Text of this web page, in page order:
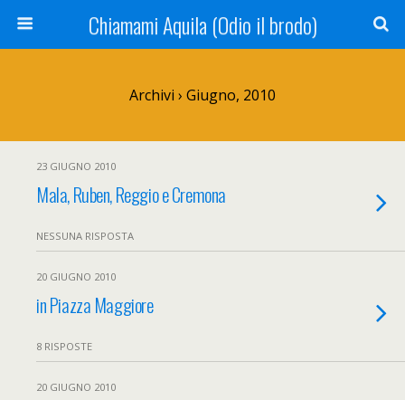
Chiamami Aquila (Odio il brodo)
Archivi › Giugno, 2010
23 GIUGNO 2010
Mala, Ruben, Reggio e Cremona
NESSUNA RISPOSTA
20 GIUGNO 2010
in Piazza Maggiore
8 RISPOSTE
20 GIUGNO 2010